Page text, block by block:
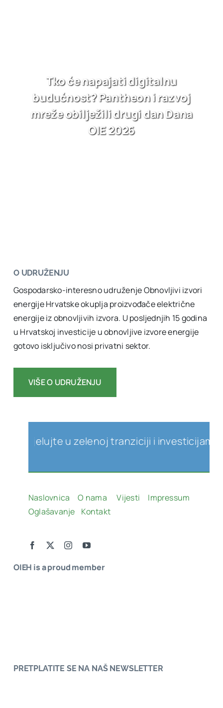
Tko će napajati digitalnu
budućnost? Pantheon i razvoj
mreže obilježili drugi dan Dana
OIE 2026
O UDRUŽENJU
Gospodarsko-interesno udruženje Obnovljivi izvori
energije Hrvatske okuplja proizvođače električne
energije iz obnovljivih izvora. U posljednjih 15 godina
u Hrvatskoj investicije u obnovljive izvore energije
gotovo isključivo nosi privatni sektor.
VIŠE O UDRUŽENJU
OIEH is a proud member
PRETPLATITE SE NA NAŠ NEWSLETTER
u zelenoj tranziciji i investicijama u
Naslovnica O nama Vijesti
Impressum
Oglašavanje
Kontakt